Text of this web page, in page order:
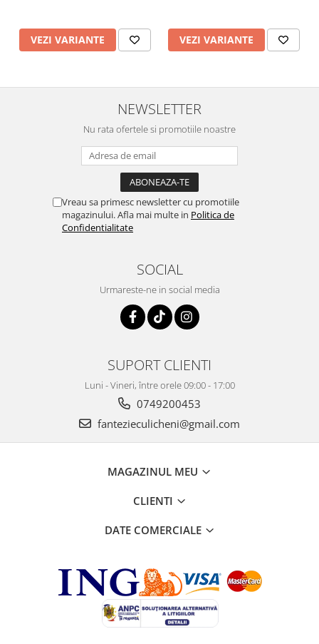
VEZI VARIANTE VEZI VARIANTE
NEWSLETTER
Nu rata ofertele si promotiile noastre
Vreau sa primesc newsletter cu promotiile
magazinului. Afla mai multe in Politica de
Confidentialitate
SOCIAL
Urmareste-ne in social media
SUPORT CLIENTI
Luni - Vineri, între orele 09:00 - 17:00
0749200453
fantezieculicheni@gmail.com
MAGAZINUL MEU
CLIENTI
DATE COMERCIALE